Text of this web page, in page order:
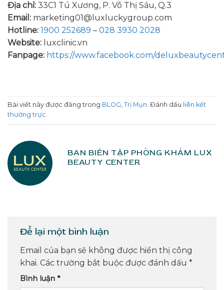
Địa chỉ: 33C1 Tú Xương, P. Võ Thị Sáu, Q.3
Email: marketing01@luxluckygroup.com
Hotline: 1900 252689 – 028 3930 2028
Website: luxclinic.vn
Fanpage: https://www.facebook.com/
Bài viết này được đăng trong BLOG, Trị Mụn. Đánh dấu liên kết
thường trực.
BAN BIÊN TẬP PHÒNG KHÁM LUX
BEAUTY CENTER
Để lại một bình luận
Email của bạn sẽ không được hiển thị công
khai. Các trường bắt buộc được đánh dấu *
Bình luận *